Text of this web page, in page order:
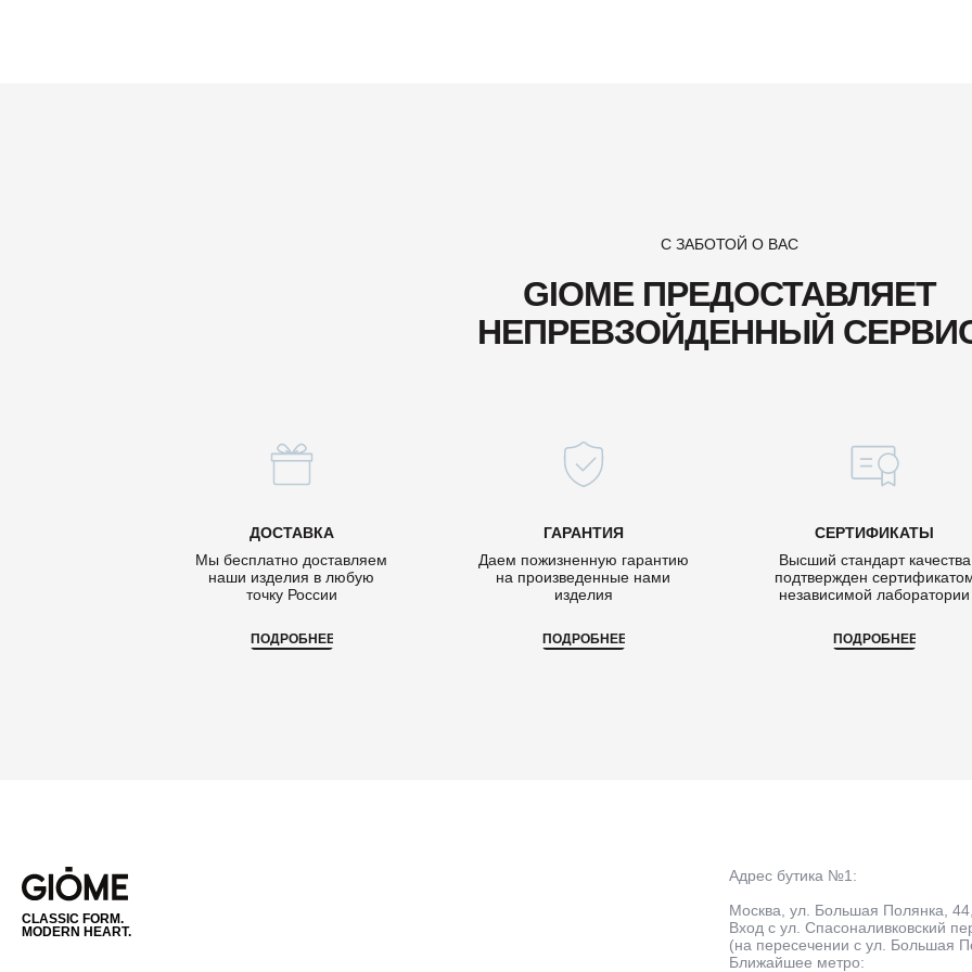
С ЗАБОТОЙ О ВАС
GIOME ПРЕДОСТАВЛЯЕТ
НЕПРЕВЗОЙДЕННЫЙ
ДОСТАВКА ГАРАНТИЯ
СЕРТИФИКАТЫ
Мы бесплатно доставляем
наши изделия в любую
точку России
Даем пожизненную гарантию
на произведенные нами
изделия
Высший стандарт качества
подтвержден
независимой лаборатории
ПОДРОБНЕЕ ПОДРОБНЕЕ ПОДРОБНЕЕ
CLASSIC FORM.
MODERN HEART.
Адрес бутика №1:
Москва, ул. Большая Полянка,
Вход с ул. Спасоналивковский
(на пересечении с ул. Большая
Ближайшее метро: